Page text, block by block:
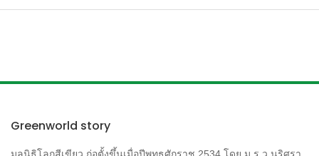
Greenworld story